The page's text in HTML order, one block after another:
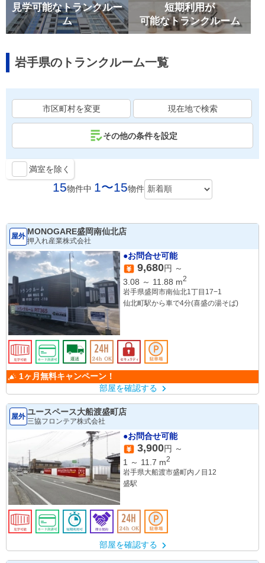
見学可能なトランクルー
ム
短期利用が
可能なトランクルーム
岩手県のトランクルーム一覧
市区町村を変更 現在地で検索
その他の条件を設定
満室を除く
15物件中 1〜15物件
屋外 MONOGARE盛岡南仙北店
押入れ産業株式会社
●お問合せ可能
9,680円 ～
3.08 ～ 11.88 m2
岩手県盛岡市南仙北1丁目17−1
仙北町駅から車で4分(喜盛の湯そば)
1ヶ月無料キャンペーン！
部屋を確認する
屋外 ユースペース大船渡盛町店
三協フロンテア株式会社
●お問合せ可能
3,900円 ～
1
～ 11.7 m2
岩手県大船渡市盛町内ノ目12
盛駅
部屋を確認する